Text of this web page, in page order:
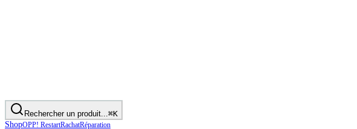
Rechercher un produit... ⌘K
ShopOPP! RestartRachatRéparation